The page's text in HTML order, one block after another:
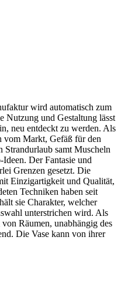
wird automatisch zum
Nutzung und Gestaltung lässt
neu entdeckt zu werden. Als
vom Markt, Gefäß für den
Strandurlaub samt Muscheln
Der Fantasie und
Grenzen gesetzt. Die
Einzigartigkeit und Qualität,
Techniken haben seit
sie Charakter, welcher
unterstrichen wird. Als
Räumen, unabhängig des
Die Vase kann von ihrer